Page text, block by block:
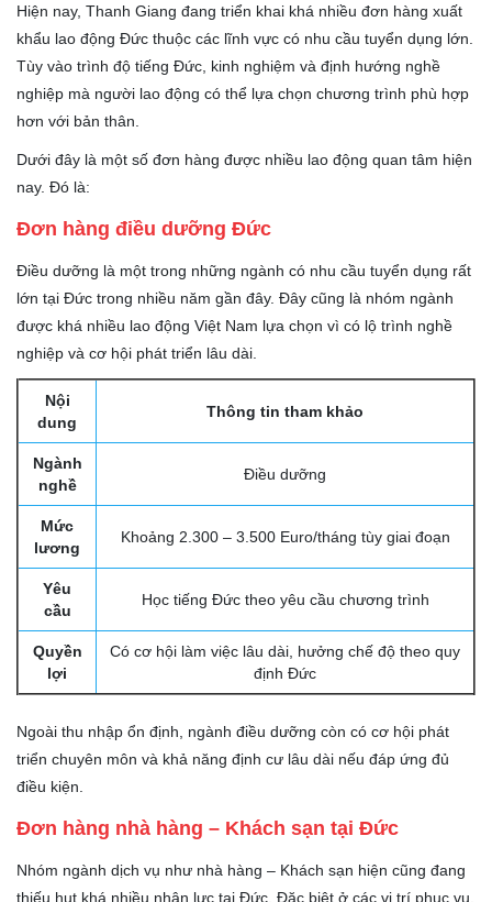
Hiện nay, Thanh Giang đang triển khai khá nhiều đơn hàng xuất
khẩu lao động Đức thuộc các lĩnh vực có nhu cầu tuyển dụng lớn.
Tùy vào trình độ tiếng Đức, kinh nghiệm và định hướng nghề
nghiệp mà người lao động có thể lựa chọn chương trình phù hợp
hơn với bản thân.
Dưới đây là một số đơn hàng được nhiều lao động quan tâm hiện
nay. Đó là:
Đơn hàng điều dưỡng Đức
Điều dưỡng là một trong những ngành có nhu cầu tuyển dụng rất
lớn tại Đức trong nhiều năm gần đây. Đây cũng là nhóm ngành
được khá nhiều lao động Việt Nam lựa chọn vì có lộ trình nghề
nghiệp và cơ hội phát triển lâu dài.
Nội
dung
Thông tin tham khảo
Ngành
nghề
Điều dưỡng
Mức
lương
Khoảng 2.300 – 3.500 Euro/tháng tùy giai đoạn
Yêu
cầu
Học tiếng Đức theo yêu cầu chương trình
Quyền
lợi
Có cơ hội làm việc lâu dài, hưởng chế độ theo quy
định Đức
Ngoài thu nhập ổn định, ngành điều dưỡng còn có cơ hội phát
triển chuyên môn và khả năng định cư lâu dài nếu đáp ứng đủ
điều kiện.
Đơn hàng nhà hàng – Khách sạn tại Đức
Nhóm ngành dịch vụ như nhà hàng – Khách sạn hiện cũng đang
thiếu hụt khá nhiều nhân lực tại Đức. Đặc biệt ở các vị trí phục vụ,